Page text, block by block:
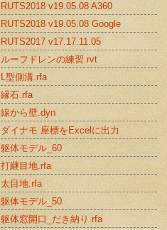
RUTS2018 v19.05.08 A360
RUTS2018 v19.05.08 Google
RUTS2017 v17.17.11.05
ルーフドレンの練習.rvt
L型側溝.rfa
縁石.rfa
線から壁.dyn
ダイナモ 座標をExcelに出力
躯体モデル_60
打継目地.rfa
太目地.rfa
躯体モデル_50
躯体窓開口_だき納り.rfa